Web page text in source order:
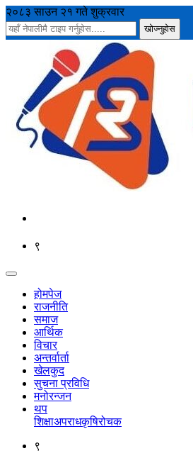
२०८३ साउन २१ गते शुक्रवार
९
होमपेज
राजनीति
समाज
आर्थिक
विचार
अन्तर्वार्ता
खेलकुद
सुचना प्रविधि
मनोरन्जन
थप
शिक्षाअपराधकृषिरोचक
९